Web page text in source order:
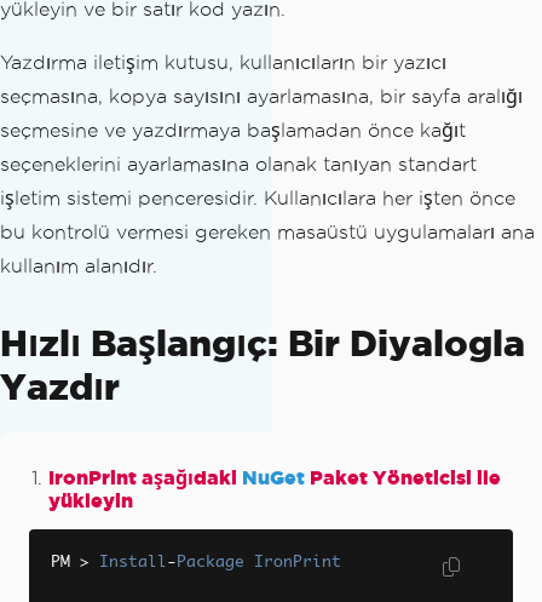
yükleyin ve bir satır kod yazın.
Yazdırma iletişim kutusu, kullanıcıların bir yazıcı
seçmasına, kopya sayısını ayarlamasına, bir sayfa aralığı
seçmesine ve yazdırmaya başlamadan önce kağıt
seçeneklerini ayarlamasına olanak tanıyan standart
işletim sistemi penceresidir. Kullanıcılara her işten önce
bu kontrolü vermesi gereken masaüstü uygulamaları ana
kullanım alanıdır.
Hızlı Başlangıç: Bir Diyalogla
Yazdır
IronPrint aşağıdaki NuGet Paket Yöneticisi ile
yükleyin
PM > Install- Package IronPrint